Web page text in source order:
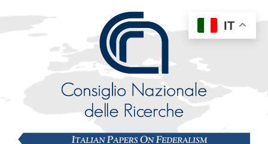
IT